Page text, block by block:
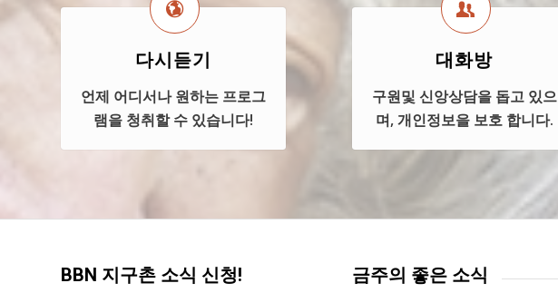
다시듣기
언제 어디서나 원하는 프로그
램을 청취할 수 있습니다!
대화방
구원및 신앙상담을 돕고 있으
며, 개인정보을 보호 합니다.
BBN 지구촌 소식 신청! 금주의 좋은 소식